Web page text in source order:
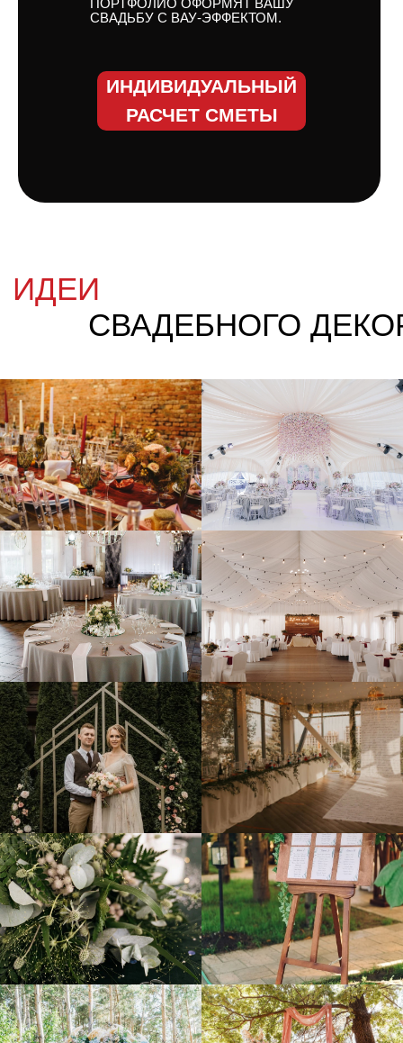
ПОРТФОЛИО ОФОРМЯТ ВАШУ
СВАДЬБУ С ВАУ-ЭФФЕКТОМ.
ИНДИВИДУАЛЬНЫЙ
РАСЧЕТ СМЕТЫ